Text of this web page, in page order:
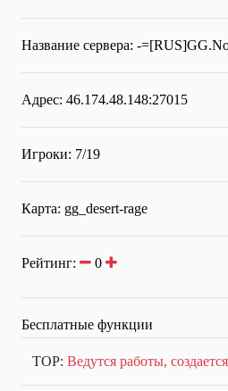
Название сервера: -
Адрес: 46.174.48.148:27015
Игроки: 7/19
Карта: gg_desert-rage
Рейтинг: 0
Бесплатные функции
TOP: Ведутся работы,